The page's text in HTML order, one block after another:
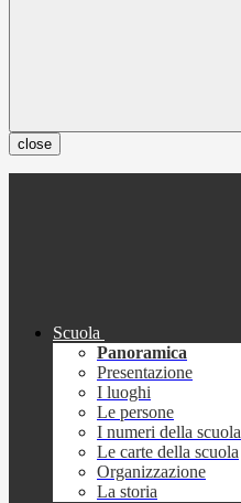
close
Scuola
Panoramica
Presentazione
I luoghi
Le persone
I numeri della scuola
Le carte della scuola
Organizzazione
La storia